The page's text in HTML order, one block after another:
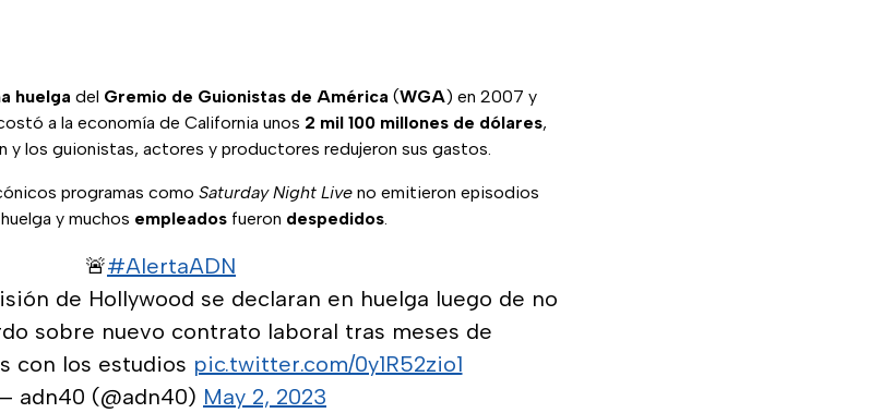
huelga del Gremio de Guionistas de América (WGA) en 2007 y
a la economía de California unos 2 mil 100 millones de dólares,
y los guionistas, actores y productores redujeron sus gastos.
programas como Saturday Night Live no emitieron episodios
y muchos empleados fueron despedidos.
🚨#AlertaADN
de Hollywood se declaran en huelga luego de no
sobre nuevo contrato laboral tras meses de
con los estudios pic.twitter.com/0y1R52zio1
adn40 (@adn40) May 2, 2023